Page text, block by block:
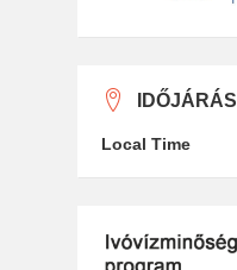
IDŐJÁRÁS
Local Time